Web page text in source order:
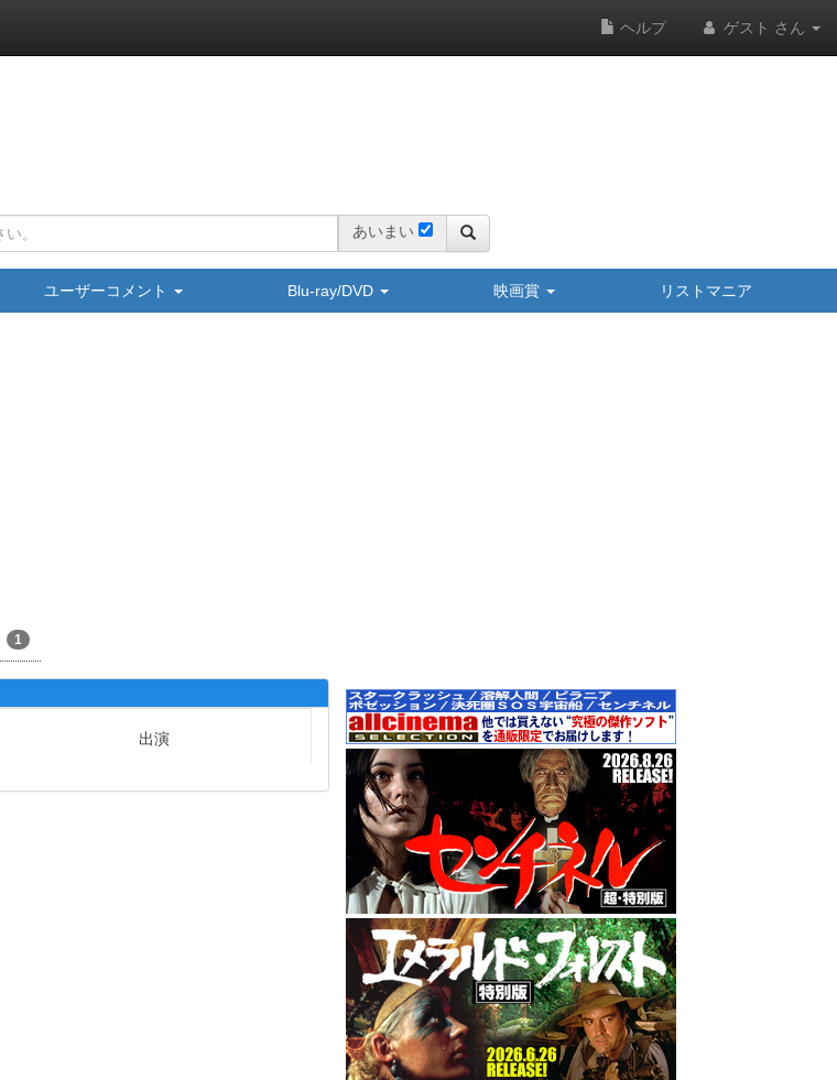
ヘルプ ゲスト さん
あいまい
ユーザーコメント Blu-ray/DVD 映画賞 リストマニア
1
出演